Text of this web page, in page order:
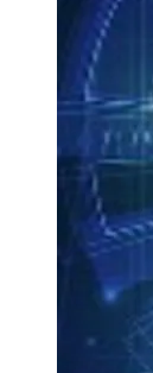
Parques &
Cidades da Região
Santana de
Para Sua Empresa
Anuncie
Guia de
Vagas na
Hub de
Guia
Selo
Portal
Agenda de
Vagas de